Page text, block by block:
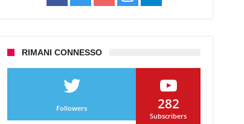
RIMANI CONNESSO
Followers 282
Subscribers